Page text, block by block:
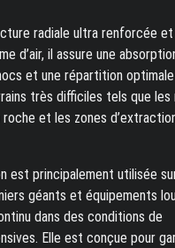
radiale ultra renforcée et
d’air, il assure une
et une répartition
très difficiles tels que les
et les zones
est principalement utilisée
géants et équipements
dans des conditions de
Elle est conçue pour